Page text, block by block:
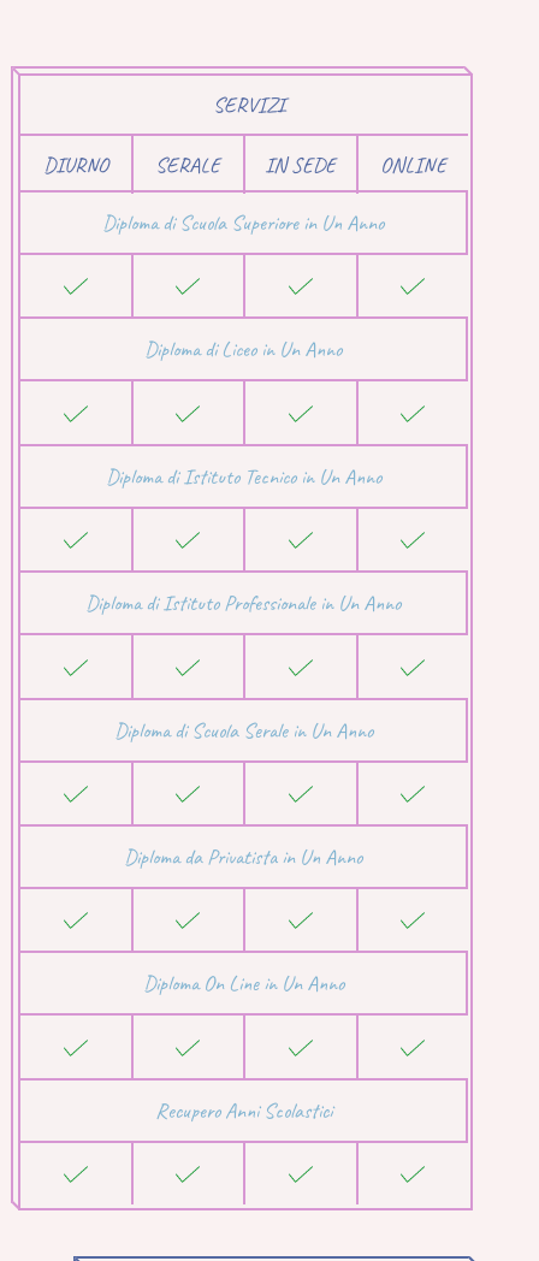
SERVIZI
DIURNO SERALE IN SEDE ONLINE
Diploma di Scuola Superiore in Un Anno
Diploma di Liceo in Un Anno
Diploma di Istituto Tecnico in Un Anno
Diploma di Istituto Professionale in Un Anno
Diploma di Scuola Serale in Un Anno
Diploma da Privatista in Un Anno
Diploma On Line in Un Anno
Recupero Anni Scolastici